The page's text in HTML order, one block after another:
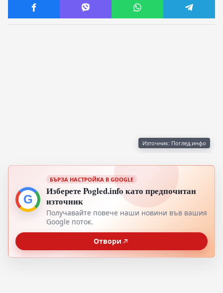
Източник: Поглед.инфо
G
БЪРЗА НАСТРОЙКА В GOOGLE
Изберете Pogled.info като предпочитан
източник
Получавайте повече наши новини във вашия
Google поток.
Отвори